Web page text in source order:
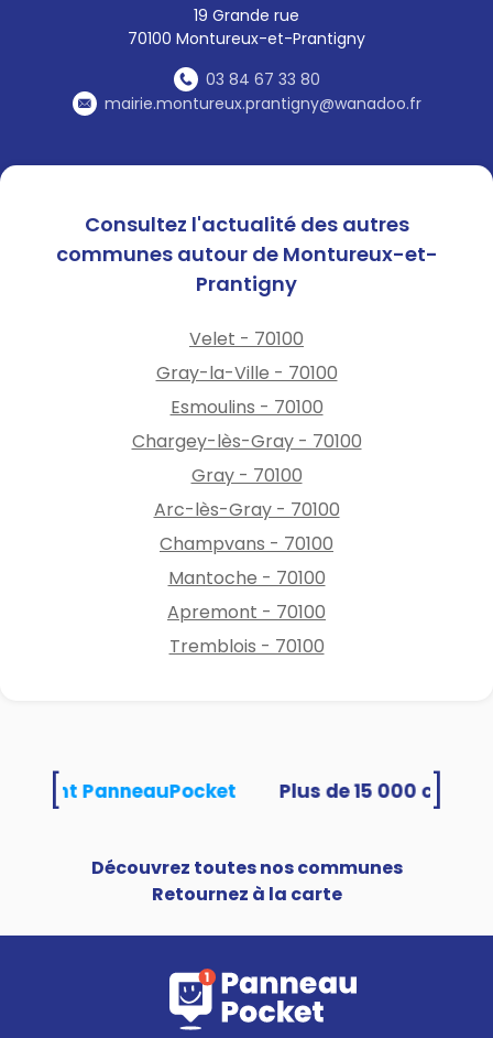
19 Grande rue
70100 Montureux-et-Prantigny
03 84 67 33 80
mairie.montureux.prantigny@wanadoo.fr
Consultez l'actualité des autres
communes autour de Montureux-et-
Prantigny
Velet - 70100
Gray-la-Ville - 70100
Esmoulins - 70100
Chargey-lès-Gray - 70100
Gray - 70100
Arc-lès-Gray - 70100
Champvans - 70100
Mantoche - 70100
Apremont - 70100
Tremblois - 70100
PanneauPocket
Découvrez toutes nos communes
Retournez à la carte